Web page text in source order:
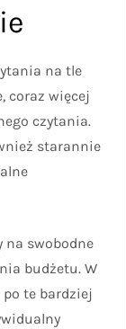
na tle
coraz więcej
czytania.
starannie
na swobodne
budżetu. W
te bardziej